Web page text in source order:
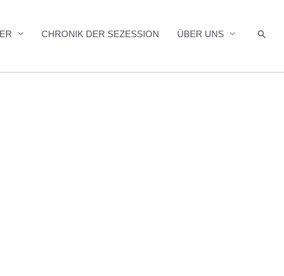
CHRONIK DER SEZESSION ÜBER UNS